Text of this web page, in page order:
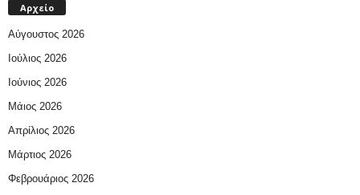
Αρχείο
Αύγουστος 2026
Ιούλιος 2026
Ιούνιος 2026
Μάιος 2026
Απρίλιος 2026
Μάρτιος 2026
Φεβρουάριος 2026